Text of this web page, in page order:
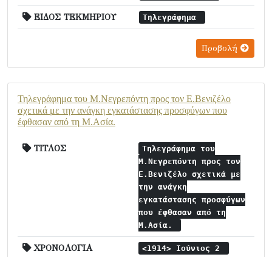
ΕΙΔΟΣ ΤΕΚΜΗΡΙΟΥ Τηλεγράφημα
Προβολή
Τηλεγράφημα του Μ.Νεγρεπόντη προς τον Ε.Βενιζέλο
σχετικά με την ανάγκη εγκατάστασης προσφύγων που
έφθασαν από τη Μ.Ασία.
ΤΙΤΛΟΣ
Τηλεγράφημα του
Μ.Νεγρεπόντη προς τον
Ε.Βενιζέλο σχετικά με
την ανάγκη
εγκατάστασης προσφύγων
που έφθασαν από τη
Μ.Ασία.
ΧΡΟΝΟΛΟΓΙΑ <1914> Ιούνιος 2